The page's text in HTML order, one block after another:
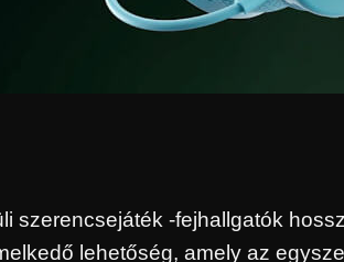
szerencsejáték -fejhallgatók
lehetőség, amely az